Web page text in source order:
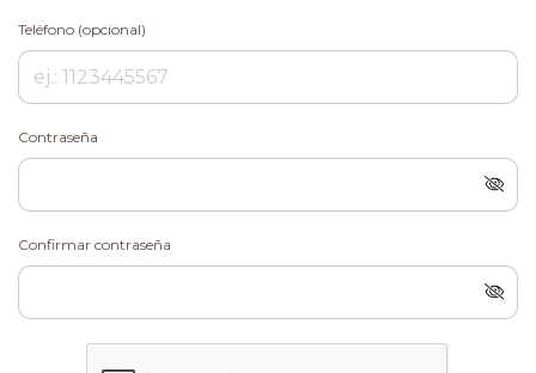
Teléfono (opcional)
Contraseña
Confirmar contraseña